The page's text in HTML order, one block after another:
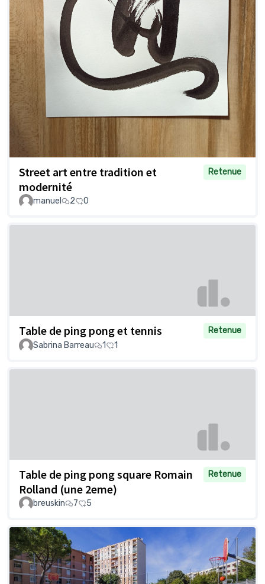
Street art entre tradition et
modernité
Retenue
manuel 2 0
Table de ping pong et tennis
Retenue
Sabrina Barreau
1 1
Table de ping pong square Romain
Rolland (une 2eme)
Retenue
breuskin 7 5